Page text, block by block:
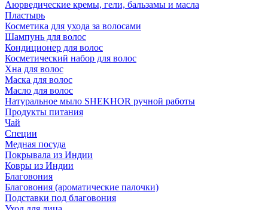
Аюрведические кремы, гели, бальзамы и масла
Пластырь
Косметика для ухода за волосами
Шампунь для волос
Кондиционер для волос
Косметический набор для волос
Хна для волос
Маска для волос
Масло для волос
Натуральное мыло SHEKHOR ручной работы
Продукты питания
Чай
Специи
Медная посуда
Покрывала из Индии
Ковры из Индии
Благовония
Благовония (ароматические палочки)
Подставки под благовония